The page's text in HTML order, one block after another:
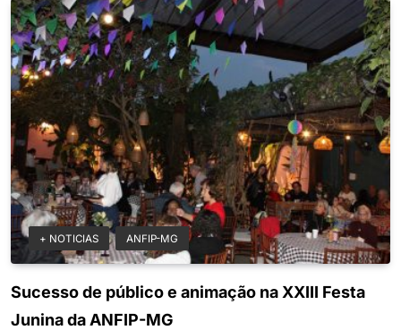
+ NOTICIAS ANFIP-MG
Sucesso de público e animação na XXIII Festa
Junina da ANFIP-MG